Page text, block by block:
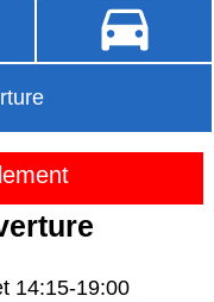
14:15-19:00